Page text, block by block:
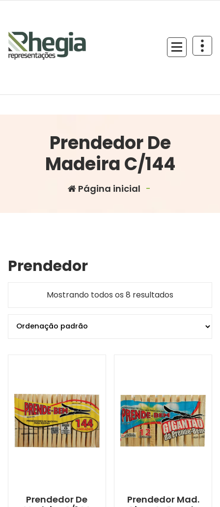
Prendedor De
Madeira C/144
Página inicial -
Prendedor
Mostrando todos os 8 resultados
Prendedor De
Prendedor Mad.